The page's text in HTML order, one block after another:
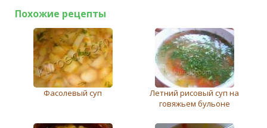
Похожие рецепты
Фасолевый суп
Летний рисовый суп на
говяжьем бульоне